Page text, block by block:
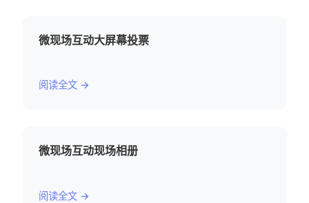
微现场互动大屏幕投票
阅读全文 →
微现场互动现场相册
阅读全文 →